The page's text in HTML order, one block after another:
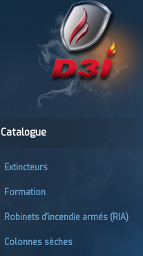
Catalogue
Extincteurs
Formation
Robinets d'incendie armés (RIA)
Colonnes sèches